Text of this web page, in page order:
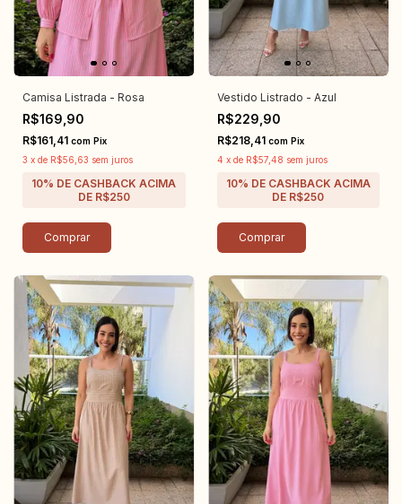
Camisa Listrada - Rosa
R$169,90
R$161,41 com Pix
3 x de R$56,63 sem juros
Comprar
Vestido Listrado - Azul
R$229,90
R$218,41 com Pix
4 x de R$57,48 sem juros
Comprar